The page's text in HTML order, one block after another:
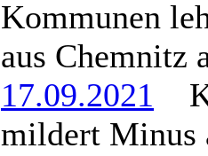
Kommunen
aus Chemnitz
17.09.2021
mildert Minus